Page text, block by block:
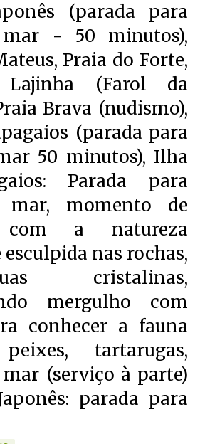
(parada para
- 50 minutos),
Praia do Forte,
(Farol da
Brava (nudismo),
(parada para
50 minutos), Ilha
Parada para
momento de
com a natureza
nas rochas,
cristalinas,
mergulho com
conhecer a fauna
tartarugas,
(serviço à parte)
parada para